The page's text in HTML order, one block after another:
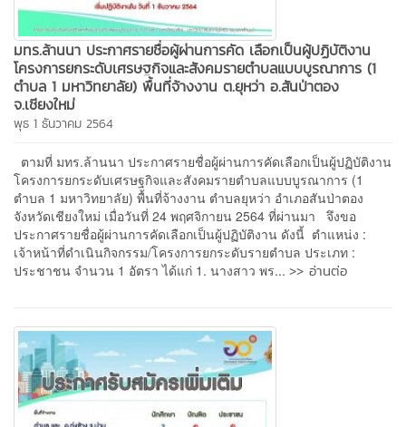
มทร.ล้านนา ประกาศรายชื่อผู้ผ่านการคัด เลือกเป็นผู้ปฏิบัติงาน
โครงการยกระดับเศรษฐกิจและสังคมรายตำบลแบบบูรณาการ (1
ตำบล 1 มหาวิทยาลัย) พื้นที่จ้างงาน ต.ยุหว่า อ.สันป่าตอง
จ.เชียงใหม่
พุธ 1 ธันวาคม 2564
ตามที่ มทร.ล้านนา ประกาศรายชื่อผู้ผ่านการคัดเลือกเป็นผู้ปฏิบัติงาน
โครงการยกระดับเศรษฐกิจและสังคมรายตำบลแบบบูรณาการ (1
ตำบล 1 มหาวิทยาลัย) พื้นที่จ้างงาน ตำบลยุหว่า อำเภอสันป่าตอง
จังหวัดเชียงใหม่ เมื่อวันที่ 24 พฤศจิกายน 2564 ที่ผ่านมา จึงขอ
ประกาศรายชื่อผู้ผ่านการคัดเลือกเป็นผู้ปฏิบัติงาน ดังนี้ ตำแหน่ง :
เจ้าหน้าที่ดำเนินกิจกรรม/โครงการยกระดับรายตำบล ประเภท :
ประชาชน จำนวน 1 อัตรา ได้แก่ 1. นางสาว พร... >> อ่านต่อ